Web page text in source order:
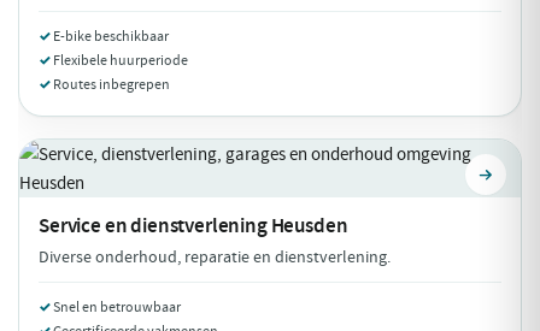
E-bike beschikbaar
Flexibele huurperiode
Routes inbegrepen
Service en dienstverleningHeusden
Diverse onderhoud, reparatie en dienstverlening.
Snel en betrouwbaar